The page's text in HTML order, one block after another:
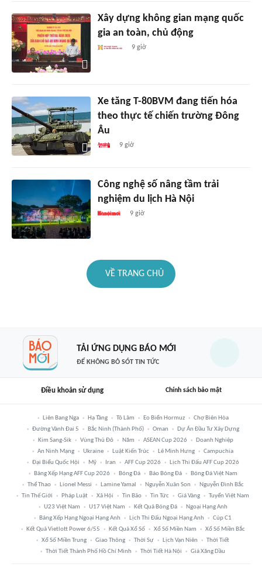
Xây dựng không gian mạng quốc
gia an toàn, chủ động
9 giờ
Xe tăng T-80BVM đang tiến hóa
theo thực tế chiến trường Đông
Âu
9 giờ
Công nghệ số nâng tầm trải
nghiệm du lịch Hà Nội
9 giờ
VỀ TRANG CHỦ
TẢI ỨNG DỤNG BÁO MỚI
ĐỂ KHÔNG BỎ SÓT TIN TỨC
Điều khoản sử dụng Chính sách bảo mật
Liên Bang Nga Hạ Tầng Tô Lâm Eo Biển Hormuz
Chợ Biên Hòa
Đường Vành Đai 5
Bắc Ninh (thành Phố) Oman
Dự Án Đầu Tư Xây Dựng
Kim Sang-Sik
Vùng Thủ Đô Năm ASEAN Cup 2026
Doanh Nghiệp
An Ninh Mạng
Ukraine Luật Kiến Trúc Lê Minh Hưng
Campuchia
Đại Biểu Quốc Hội
Mỹ Iran AFF Cup 2026
Lịch Thi Đấu AFF Cup 2026
Bảng Xếp Hạng AFF Cup 2026
Bóng Đá Báo Bóng Đá
Bóng Đá Việt Nam
Thể Thao
Lionel Messi Lamine Yamal Nguyễn Xuân Son
Nguyễn Đình Bắc
Tin Thế Giới
Pháp Luật Xã Hội Tin Bão Tin Tức Giá Vàng
Tuyển Việt Nam
U23 Việt Nam
U17 Việt Nam Kết Quả Bóng Đá
Ngoại Hạng Anh
Bảng Xếp Hạng Ngoại Hạng Anh
Lịch Thi Đấu Ngoại Hạng Anh
Cúp C1
Kết Quả Vietlott Power 6/55
Kết Quả Xổ Số Xổ Số Miền Nam
Xổ Số Miền Bắc
Xổ Số Miền Trung
Giao Thông Thời Sự Lịch Vạn Niên
Thời Tiết
Thời Tiết Thành Phố Hồ Chí Minh
Thời Tiết Hà Nội Giá Xăng Dầu